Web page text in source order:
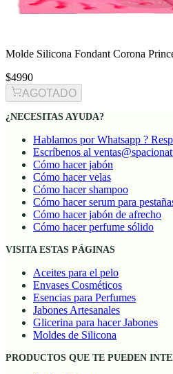
Molde Silicona Fondant Corona
$4990
AGOTADO
¿NECESITAS AYUDA?
Hablamos por Whatsapp ?
Escríbenos al
Cómo hacer jabón
Cómo hacer velas
Cómo hacer shampoo
Cómo hacer serum para
Cómo hacer jabón de afrecho
Cómo hacer perfume sólido
VISITA ESTAS PÁGINAS
Aceites para el pelo
Envases Cosméticos
Esencias para Perfumes
Jabones Artesanales
Glicerina para hacer Jabones
Moldes de Silicona
PRODUCTOS QUE TE PUEDEN